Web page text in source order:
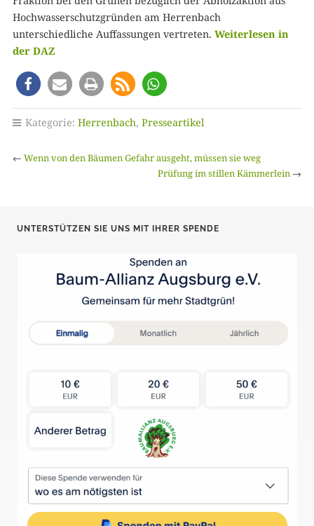
Hochwasserschutzgründen am Herrenbach
unterschiedliche Auffassungen vertreten. Weiterlesen in
der DAZ
Kategorie: Herrenbach, Presseartikel
← Wenn von den Bäumen Gefahr ausgeht, müssen sie weg
Prüfung im stillen Kämmerlein →
UNTERSTÜTZEN SIE UNS MIT IHRER SPENDE